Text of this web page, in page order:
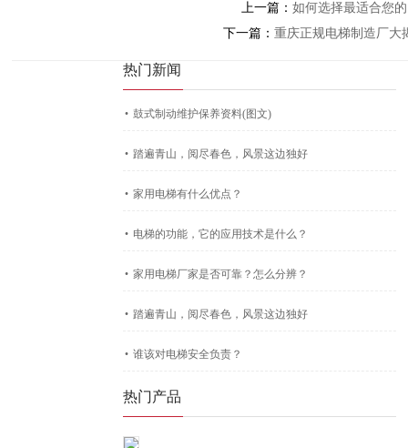
上一篇：如何选择最适合您
下一篇： 重庆正规电梯制造厂大
热门新闻
· 鼓式制动维护保养资料(图文)
· 踏遍青山，阅尽春色，风景这边独好
· 家用电梯有什么优点？
· 电梯的功能，它的应用技术是什么？
· 家用电梯厂家是否可靠？怎么分辨？
· 踏遍青山，阅尽春色，风景这边独好
· 谁该对电梯安全负责？
热门产品